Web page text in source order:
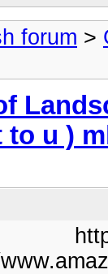
books
present
(http://